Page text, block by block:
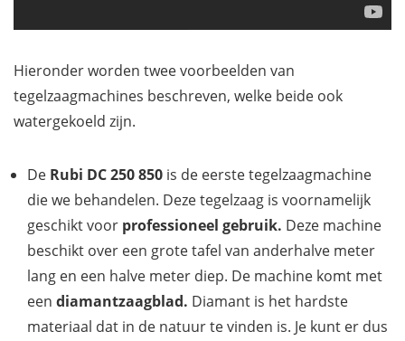
Hieronder worden twee voorbeelden van
tegelzaagmachines beschreven, welke beide ook
watergekoeld zijn.
De Rubi DC 250 850 is de eerste tegelzaagmachine
die we behandelen. Deze tegelzaag is voornamelijk
geschikt voor professioneel gebruik. Deze machine
beschikt over een grote tafel van anderhalve meter
lang en een halve meter diep. De machine komt met
een diamantzaagblad. Diamant is het hardste
materiaal dat in de natuur te vinden is. Je kunt er dus